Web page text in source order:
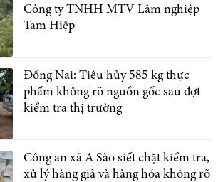
Công ty TNHH MTV Lâm nghiệp
Tam Hiệp
Đồng Nai: Tiêu hủy 585 kg thực
phẩm không rõ nguồn gốc sau đợt
kiểm tra thị trường
Công an xã A Sào siết chặt kiểm tra,
xử lý hàng giả và hàng hóa không rõ